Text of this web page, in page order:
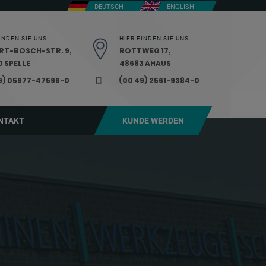
DEUTSCH ENGLISH
SIE UNS
BOSCH-STR. 9,
05977-47596-0
HIER FINDEN SIE UNS
ROTTWEG 17,
48683 AHAUS
(00 49) 2561-9384-0
KUNDE WERDEN